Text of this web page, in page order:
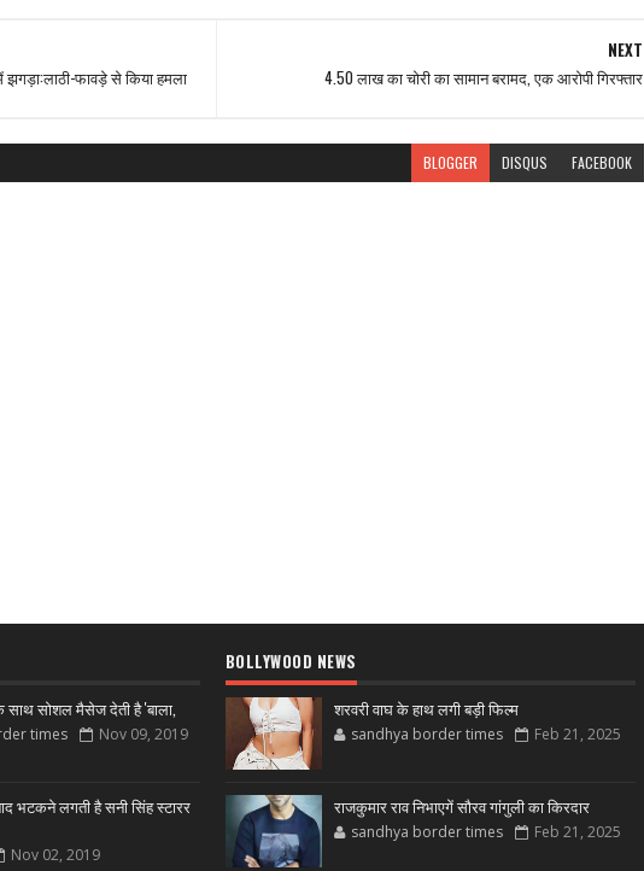
NEXT
4.50 लाख का चोरी का सामान बरामद, एक आरोपी गिरफ्तार
फावड़े से किया हमला
BLOGGER DISQUS FACEBOOK
सोशल मैसेज देती है 'बाला,
times Nov 09, 2019
भटकने लगती है सनी सिंह स्टारर
Nov 02, 2019
BOLLYWOOD NEWS
शरवरी वाघ के हाथ लगी बड़ी फिल्म
sandhya border times Feb 21, 2025
राजकुमार राव निभाएगें सौरव गांगुली का किरदार
sandhya border times Feb 21, 2025